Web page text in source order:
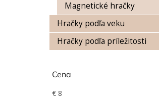
Magnetické hračky
Hračky podľa veku
Hračky podľa príležitosti
Cena
€ 8